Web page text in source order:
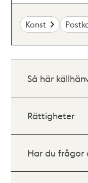
Konst
Så här
Rättigheter
Har du